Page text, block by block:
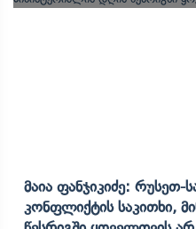
Მაია Ფანჯიკიძე:
Კონფლიქტის Საკითხი,